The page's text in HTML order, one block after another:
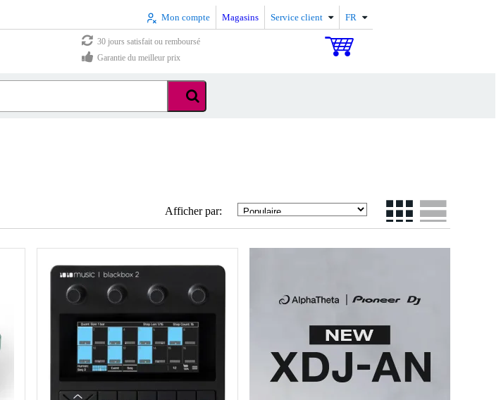
Mon compte Magasins Service client FR
30 jours satisfait ou remboursé
Garantie du meilleur prix
Afficher par: